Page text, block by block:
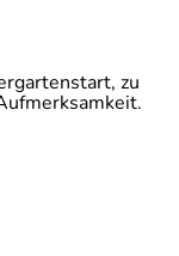
zu